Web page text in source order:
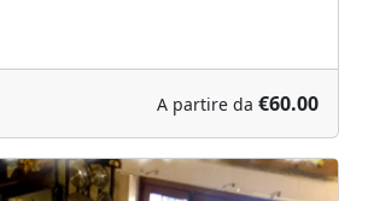
A partire da €60.00